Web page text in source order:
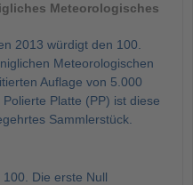
Meteorologisches
2013 würdigt den 100.
Meteorologischen
Auflage von 5.000
Platte (PP) ist diese
Sammlerstück.
Die erste Null